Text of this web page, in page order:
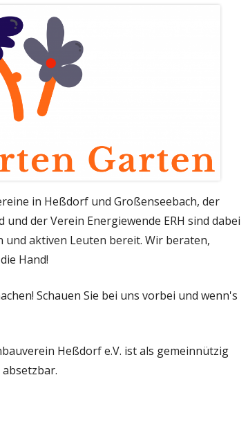
in Heßdorf und Großenseebach, der
der Verein Energiewende ERH sind dabei
und aktiven Leuten bereit. Wir beraten,
Hand!
Schauen Sie bei uns vorbei und wenn's
Heßdorf e.V. ist als gemeinnützig